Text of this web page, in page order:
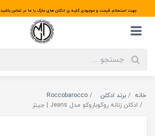
جهت استعلام قیمت و موجودی کلیه ی ادکلن های مارک با ما در تماس باشید
خانه برند ادکلن
Roccobarocco
ادکلن زنانه روکوباروکو مدل Jeans | جینز